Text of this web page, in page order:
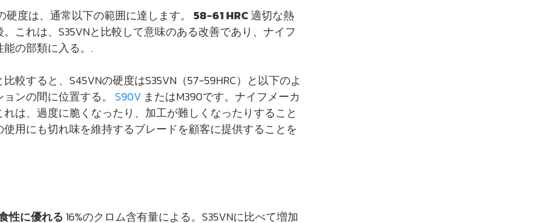
硬度は、通常以下の範囲に達します。 58-61 HRC適切な熱
これは、S35VNと比較して意味のある改善であり、ナイフ
の部類に入る。.
較すると、S45VNの硬度はS35VN（57-59HRC）と以下のよ
ンの間に位置する。 S90VまたはM390です。ナイフメーカ
は、過度に脆くなったり、加工が難しくなったりすること
用にも切れ味を維持するブレードを顧客に提供することを
性に優れる16%のクロム含有量による。S35VNに比べて増加